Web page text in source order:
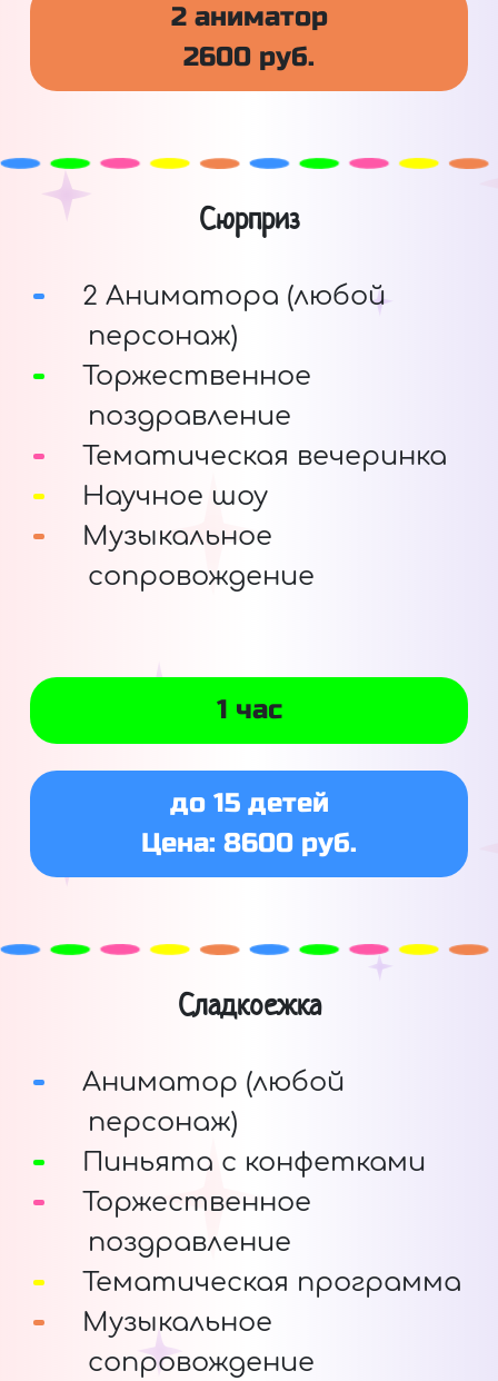
2 аниматор
2600 руб.
Сюрприз
2 Аниматора (любой
персонаж)
Торжественное
поздравление
Тематическая вечеринка
Научное шоу
Музыкальное
сопровождение
1 час
до 15 детей
Цена: 8600 руб.
Сладкоежка
Аниматор (любой
персонаж)
Пиньята с конфетками
Торжественное
поздравление
Тематическая программа
Музыкальное
сопровождение